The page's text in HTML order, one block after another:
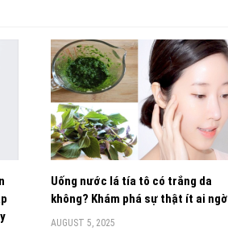
Uống nước lá tía tô có trắng da
không? Khám phá sự thật ít ai ngờ
AUGUST 5, 2025